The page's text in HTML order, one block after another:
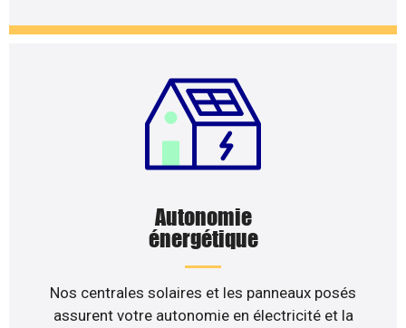
Autonomie
énergétique
Nos centrales solaires et les panneaux posés
assurent votre autonomie en électricité et la